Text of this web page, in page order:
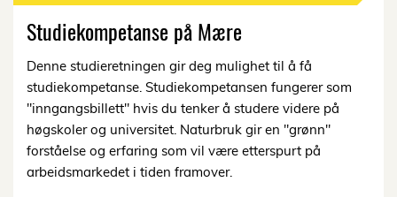
Studiekompetanse på Mære
Denne studieretningen gir deg mulighet til å få
studiekompetanse. Studiekompetansen fungerer som
"inngangsbillett" hvis du tenker å studere videre på
høgskoler og universitet. Naturbruk gir en "grønn"
forståelse og erfaring som vil være etterspurt på
arbeidsmarkedet i tiden framover.